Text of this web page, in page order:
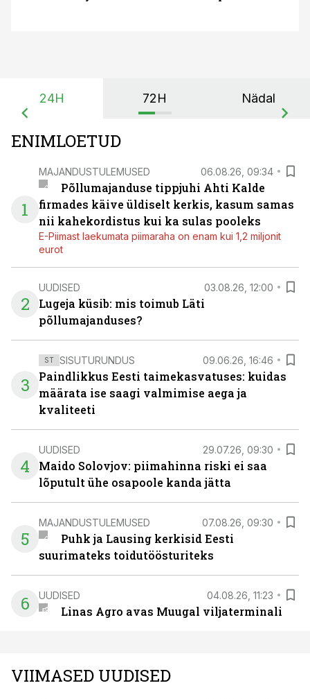
24H 72H Nädal
ENIMLOETUD
1
MAJANDUSTULEMUSED 06.08.26, 09:34
Põllumajanduse tippjuhi Ahti Kalde
firmades käive üldiselt kerkis, kasum samas
nii kahekordistus kui ka sulas pooleks
E-Piimast laekumata piimaraha on enam kui 1,2 miljonit
eurot
2
UUDISED 03.08.26, 12:00
Lugeja küsib: mis toimub Läti
põllumajanduses?
3
ST SISUTURUNDUS 09.06.26, 16:46
Paindlikkus Eesti taimekasvatuses: kuidas
määrata ise saagi valmimise aega ja
kvaliteeti
4
UUDISED 29.07.26, 09:30
Maido Solovjov: piimahinna riski ei saa
lõputult ühe osapoole kanda jätta
5
MAJANDUSTULEMUSED 07.08.26, 09:30
Puhk ja Lausing kerkisid Eesti
suurimateks toidutöösturiteks
6 UUDISED 04.08.26, 11:23
Linas Agro avas Muugal viljaterminali
VIIMASED UUDISED